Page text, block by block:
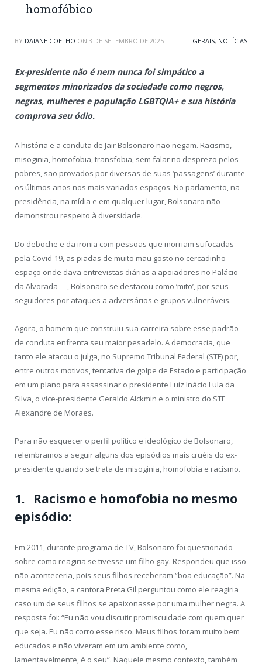
homofóbico
BY DAIANE COELHO ON 3 DE SETEMBRO DE 2025 GERAIS, NOTÍCIAS
Ex-presidente não é nem nunca foi simpático a
segmentos minorizados da sociedade como negros,
negras, mulheres e população LGBTQIA+ e sua história
comprova seu ódio.
A história e a conduta de Jair Bolsonaro não negam. Racismo,
misoginia, homofobia, transfobia, sem falar no desprezo pelos
pobres, são provados por diversas de suas ‘passagens’ durante
os últimos anos nos mais variados espaços. No parlamento, na
presidência, na mídia e em qualquer lugar, Bolsonaro não
demonstrou respeito à diversidade.
Do deboche e da ironia com pessoas que morriam sufocadas
pela Covid-19, as piadas de muito mau gosto no cercadinho —
espaço onde dava entrevistas diárias a apoiadores no Palácio
da Alvorada —, Bolsonaro se destacou como ‘mito’, por seus
seguidores por ataques a adversários e grupos vulneráveis.
Agora, o homem que construiu sua carreira sobre esse padrão
de conduta enfrenta seu maior pesadelo. A democracia, que
tanto ele atacou o julga, no Supremo Tribunal Federal (STF) por,
entre outros motivos, tentativa de golpe de Estado e participação
em um plano para assassinar o presidente Luiz Inácio Lula da
Silva, o vice-presidente Geraldo Alckmin e o ministro do STF
Alexandre de Moraes.
Para não esquecer o perfil político e ideológico de Bolsonaro,
relembramos a seguir alguns dos episódios mais cruéis do ex-
presidente quando se trata de misoginia, homofobia e racismo.
1. Racismo e homofobia no mesmo
episódio:
Em 2011, durante programa de TV, Bolsonaro foi questionado
sobre como reagiria se tivesse um filho gay. Respondeu que isso
não aconteceria, pois seus filhos receberam “boa educação”. Na
mesma edição, a cantora Preta Gil perguntou como ele reagiria
caso um de seus filhos se apaixonasse por uma mulher negra. A
resposta foi: “Eu não vou discutir promiscuidade com quem quer
que seja. Eu não corro esse risco. Meus filhos foram muito bem
educados e não viveram em um ambiente como,
lamentavelmente, é o seu”. Naquele mesmo contexto, também